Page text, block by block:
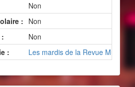
Non
: Non
Non
:
Les mardis de la Revue Musicale